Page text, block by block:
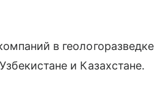
в геологоразведке
и Казахстане.